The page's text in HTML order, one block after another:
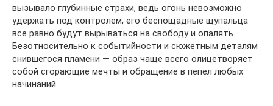
вызывало глубинные страхи, ведь огонь невозможно
удержать под контролем, его беспощадные щупальца
все равно будут вырываться на свободу и опалять.
Безотносительно к событийности и сюжетным деталям
снившегося пламени — образ чаще всего олицетворяет
собой сгорающие мечты и обращение в пепел любых
начинаний.